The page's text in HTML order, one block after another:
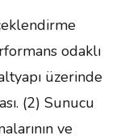
odaklı
üzerinde
(2) Sunucu
ve